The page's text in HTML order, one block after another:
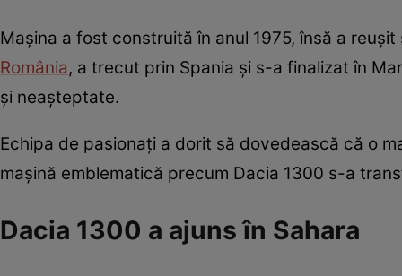
Mașina a fost construită în anul 1975, însă a
România, a trecut prin Spania și s-a finalizat în
și neașteptate.
Echipa de pasionați a dorit să dovedească că o
mașină emblematică precum Dacia 1300 s-a
Dacia 1300 a ajuns în Sahara